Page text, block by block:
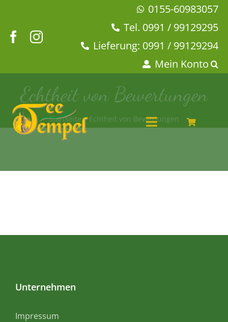
springen
0155-60983057
Tel. 0991 / 99129295
Lieferung: 0991 / 99129294
Mein Konto
Toggle
Geschenkideen
Echtheit von Bewertungen
Startseite Echtheit von Bewertungen
Unternehmen
Impressum